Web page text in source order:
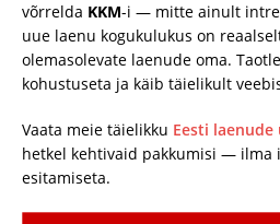
võrrelda KKM-i — mitte ainult
uue laenu kogukulukus on
olemasolevate laenude oma.
kohustuseta ja käib täielikult
Vaata meie täielikku Eesti laenude
hetkel kehtivaid pakkumisi — ilma
esitamiseta.